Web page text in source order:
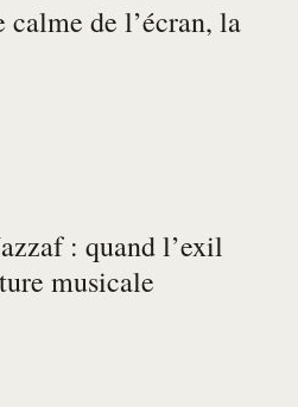
de l’écran, la
: quand l’exil
musicale